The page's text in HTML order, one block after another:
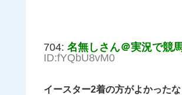
704: 名無しさん＠実況で競
ID:fYQbU8vM0
イースター2着の方がよかったな